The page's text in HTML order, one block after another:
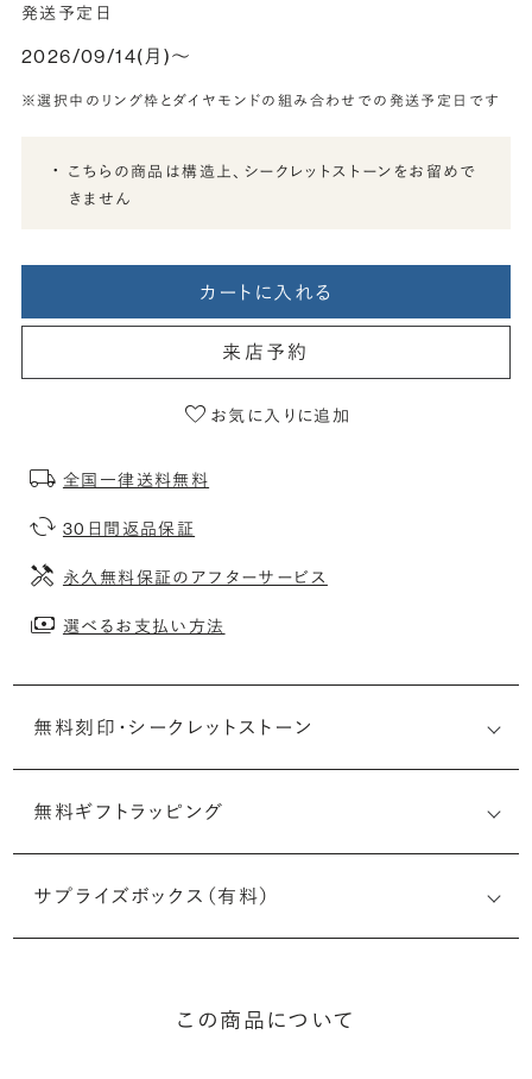
発送予定日
2026/09/14(月)〜
※選択中のリング枠とダイヤモンドの組み合わせでの発送予定日です
こちらの商品は構造上、シークレットストーンをお留めで
きません
カートに入れる
来店予約
お気に入りに追加
全国一律送料無料
30日間返品保証
永久無料保証のアフターサービス
選べるお支払い方法
無料刻印・ シークレットストーン
刻印メッセージ：アルファベット6文字まで刻印可能
印することができます。注文前だけでなく購入後の刻印も、
リングに初めて施す初回の刻印は、無料にて承ります（デザ
細は「商品仕様」欄をご確認ください）。
無料ギフトラッピング
サプライズボックス（有料）
この商品について